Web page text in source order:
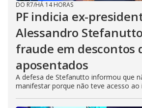
DO R7/HÁ 14 HORAS
PF indicia ex-
Alessandro
fraude em descontos
aposentados
A defesa de Stefanutto informou que
manifestar porque não teve acesso ao